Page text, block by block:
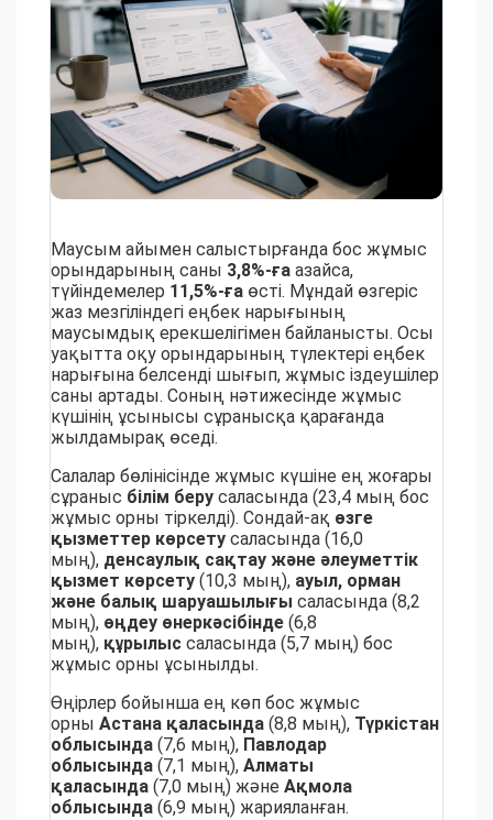
Маусым айымен салыстырғанда бос жұмыс
орындарының саны 3,8%-ға азайса,
түйіндемелер 11,5%-ға өсті. Мұндай өзгеріс
жаз мезгіліндегі еңбек нарығының
маусымдық ерекшелігімен байланысты. Осы
уақытта оқу орындарының түлектері еңбек
нарығына белсенді шығып, жұмыс іздеушілер
саны артады. Соның нәтижесінде жұмыс
күшінің ұсынысы сұранысқа қарағанда
жылдамырақ өседі.
Салалар бөлінісінде жұмыс күшіне ең жоғары
сұраныс білім беру саласында (23,4 мың бос
жұмыс орны тіркелді). Сондай-ақ өзге
қызметтер көрсету саласында (16,0
мың), денсаулық сақтау және әлеуметтік
қызмет көрсету (10,3 мың), ауыл, орман
және балық шаруашылығы саласында (8,2
мың), өңдеу өнеркәсібінде (6,8
мың), құрылыс саласында (5,7 мың) бос
жұмыс орны ұсынылды.
Өңірлер бойынша ең көп бос жұмыс
орны Астана қаласында (8,8 мың), Түркістан
облысында (7,6 мың), Павлодар
облысында (7,1 мың), Алматы
қаласында (7,0 мың) және Ақмола
облысында (6,9 мың) жарияланған.